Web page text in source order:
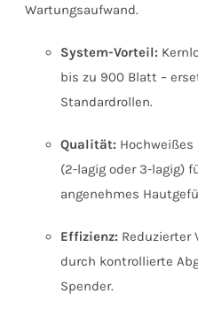
Wartungsaufwand.
System-Vorteil:
bis zu 900 Blatt –
Standardrollen.
Qualität:
(2-lagig oder 3-lagig)
angenehmes
Effizienz: Reduzierter
durch kontrollierte
Spender.